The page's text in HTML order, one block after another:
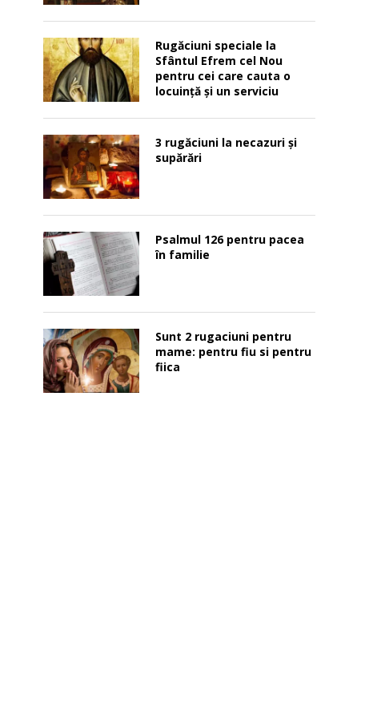
Rugăciuni speciale la
Sfântul Efrem cel Nou
pentru cei care cauta o
locuinţă şi un serviciu
3 rugăciuni la necazuri și
supărări
Psalmul 126 pentru pacea
în familie
Sunt 2 rugaciuni pentru
mame: pentru fiu si pentru
fiica